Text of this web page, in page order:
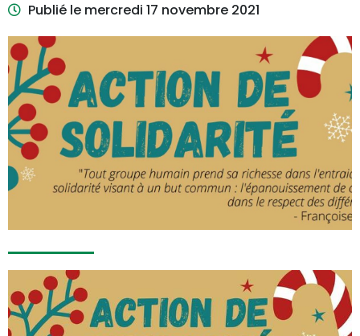
Publié le mercredi 17 novembre 2021